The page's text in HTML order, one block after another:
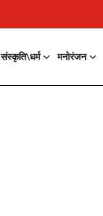
संस्कृति\धर्म मनोरंजन